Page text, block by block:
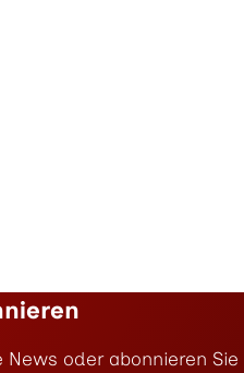
News oder abonnieren Sie